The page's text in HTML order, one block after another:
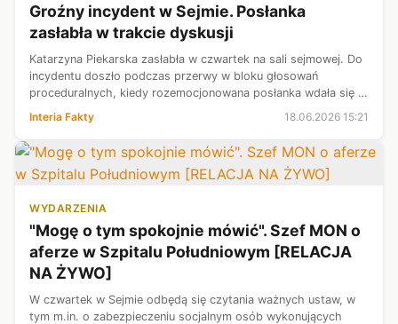
Groźny incydent w Sejmie. Posłanka
zasłabła w trakcie dyskusji
Katarzyna Piekarska zasłabła w czwartek na sali sejmowej. Do
incydentu doszło podczas przerwy w bloku głosowań
proceduralnych, kiedy rozemocjonowana posłanka wdała się w
Przedstawicielka KO otrzymała nat...
Interia Fakty 18.06.2026 15:21
WYDARZENIA
"Mogę o tym spokojnie mówić". Szef MON o
aferze w Szpitalu Południowym [RELACJA
NA ŻYWO]
W czwartek w Sejmie odbędą się czytania ważnych ustaw, w
tym m.in. o zabezpieczeniu socjalnym osób wykonujących